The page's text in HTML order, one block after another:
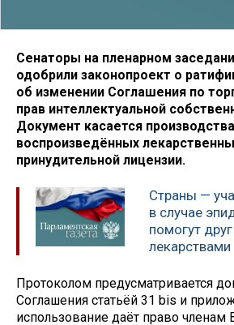
Сенаторы на пленарном
одобрили законопроект о
об изменении Соглашения по
прав интеллектуальной
Документ касается производства
воспроизведённых
принудительной лицензии.
Страны —
в случае
помогут
лекарствами
Протоколом предусматривается
Соглашения статьёй 31 bis и
использование даёт право членам